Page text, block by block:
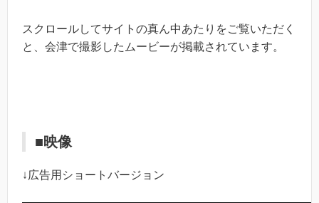
スクロールしてサイトの真ん中あたりをご覧いただく
と、会津で撮影したムービーが掲載されています。
■映像
↓広告用ショートバージョン